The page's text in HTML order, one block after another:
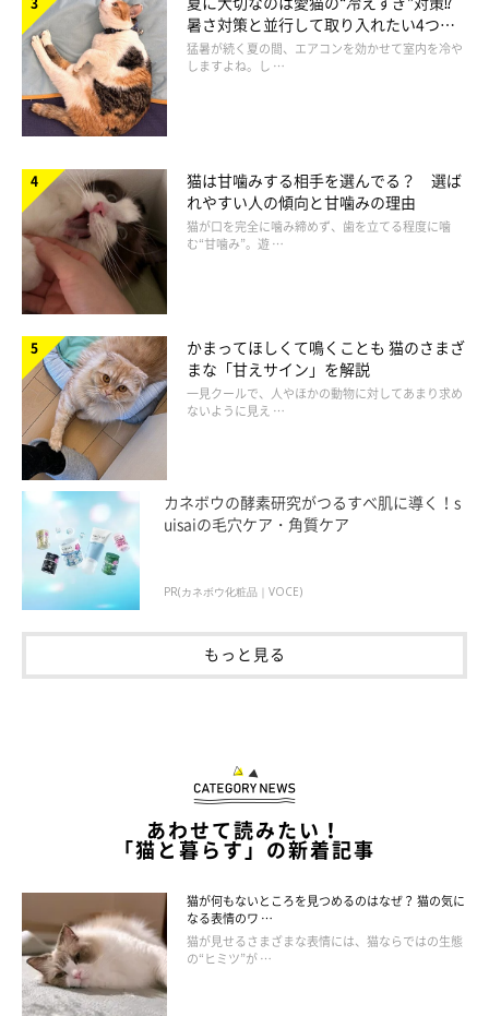
「スリスリ」されやすいのはどんな人？
ねこのきもち投稿写真ギャラリー
先生によると、スリスリされやすい人に何か特徴がある
たとえば、お風呂上がりや外出先からの帰宅時などは、飼い主さ
んのニオイが薄れていたり、いつものニオイとは違っていたりす
ることがあるため、マーキングとしてスリスリすることが多いの
だとか。
また、かまってほしいときや、何かしてほしいときにも、スリス
リされる可能性が高いといいます。
暑さ対策と並行して取り入れたい4つの
工夫
猛暑が続く夏の間、エアコンを効かせて室内を冷や
しますよね。し …
猫は甘噛みする相手を選んでる？ 選ば
れやすい人の傾向と甘噛みの理由
猫が口を完全に噛み締めず、歯を立てる程度に噛
む“甘噛み”。遊 …
かまってほしくて鳴くことも 猫のさまざ
まな「甘えサイン」を解説
一見クールで、人やほかの動物に対してあまり求め
ないように見え …
カネボウの酵素研究がつるすべ肌に導く！s
uisaiの毛穴ケア・角質ケア
PR(カネボウ化粧品｜VOCE)
もっと見る
あわせて読みたい！
「猫と暮らす」の新着記事
猫が何もないところを見つめるのはなぜ？ 猫の気に
なる表情のワ …
猫が見せるさまざまな表情には、猫ならではの生態
の“ヒミツ”が …